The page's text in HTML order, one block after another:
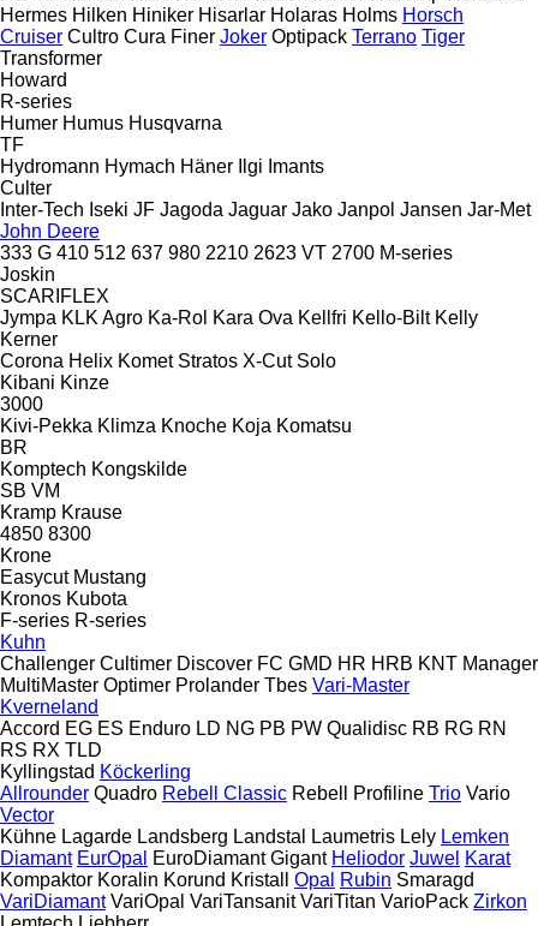
Hermes Hilken Hiniker Hisarlar Holaras Holms Horsch
Cruiser Cultro Cura Finer Joker Optipack Terrano Tiger
Transformer
Howard
R-series
Humer Humus Husqvarna
TF
Hydromann Hymach Häner Ilgi Imants
Culter
Inter-Tech Iseki JF Jagoda Jaguar Jako Janpol Jansen Jar-Met
John Deere
333 G 410 512 637 980 2210 2623 VT 2700 M-series
Joskin
SCARIFLEX
Jympa KLK Agro Ka-Rol Kara Ova Kellfri Kello-Bilt Kelly
Kerner
Corona Helix Komet Stratos X-Cut Solo
Kibani Kinze
3000
Kivi-Pekka Klimza Knoche Koja Komatsu
BR
Komptech Kongskilde
SB VM
Kramp Krause
4850 8300
Krone
Easycut Mustang
Kronos Kubota
F-series R-series
Kuhn
Challenger Cultimer Discover FC GMD HR HRB KNT Manager
MultiMaster Optimer Prolander Tbes Vari-Master
Kverneland
Accord EG ES Enduro LD NG PB PW Qualidisc RB RG RN
RS RX TLD
Kyllingstad Köckerling
Allrounder Quadro Rebell Classic Rebell Profiline Trio Vario
Vector
Kühne Lagarde Landsberg Landstal Laumetris Lely Lemken
Diamant EurOpal EuroDiamant Gigant Heliodor Juwel Karat
Kompaktor Koralin Korund Kristall Opal Rubin Smaragd
VariDiamant VariOpal VariTansanit VariTitan VarioPack Zirkon